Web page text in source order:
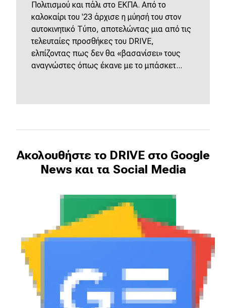
Πολιτισμού και πάλι στο ΕΚΠΑ. Από το
καλοκαίρι του '23 άρχισε η μύησή του στον
αυτοκινητικό Τύπο, αποτελώντας μια από τις
τελευταίες προσθήκες του DRIVE,
ελπίζοντας πως δεν θα «βασανίσει» τους
αναγνώστες όπως έκανε με το μπάσκετ...
Ακολουθήστε το DRIVE στο Google
News και τα Social Media